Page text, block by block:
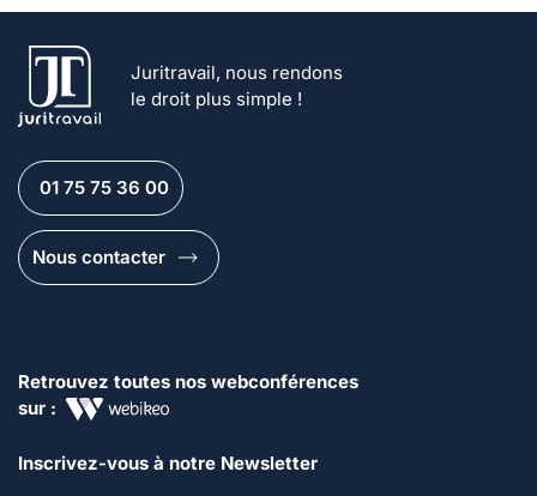
Juritravail, nous rendons
le droit plus simple !
01 75 75 36 00
Nous contacter
Retrouvez toutes nos webconférences
sur :
Inscrivez-vous à notre Newsletter